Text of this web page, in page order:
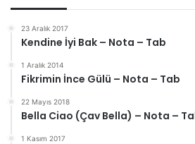
23 Aralık 2017
Kendine İyi Bak – Nota – Tab
1 Aralık 2014
Fikrimin İnce Gülü – Nota – Tab
22 Mayıs 2018
Bella Ciao (Çav Bella) – Nota –
1 Kasım 2017